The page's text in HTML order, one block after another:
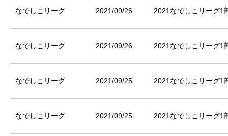
なでしこリーグ 2021/09/26 2021なでしこリーグ1
なでしこリーグ 2021/09/26 2021なでしこリーグ1
なでしこリーグ 2021/09/25 2021なでしこリーグ1
なでしこリーグ 2021/09/25 2021なでしこリーグ1